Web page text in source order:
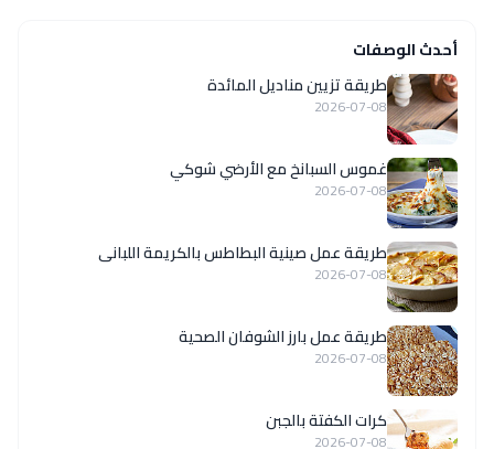
أحدث الوصفات
طريقة تزيين مناديل المائدة
2026-07-08
غموس السبانخ مع الأرضي شوكي
2026-07-08
طريقة عمل صينية البطاطس بالكريمة اللبانى
2026-07-08
طريقة عمل بارز الشوفان الصحية
2026-07-08
كرات الكفتة بالجبن
2026-07-08